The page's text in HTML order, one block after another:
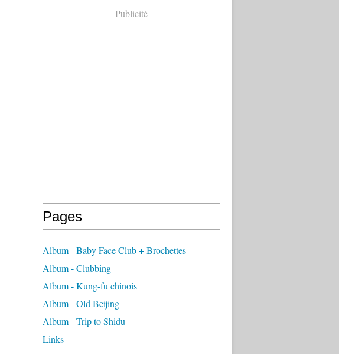
Publicité
Pages
Album - Baby Face Club + Brochettes
Album - Clubbing
Album - Kung-fu chinois
Album - Old Beijing
Album - Trip to Shidu
Links